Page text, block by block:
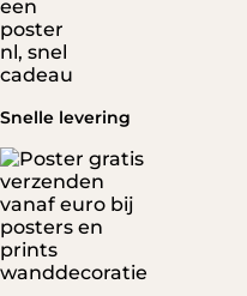
Snelle levering